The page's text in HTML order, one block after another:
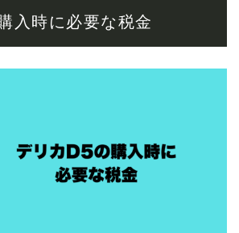
入時に必要な税金